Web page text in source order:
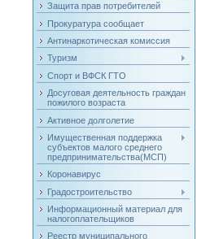
Защита прав потребителей
Прокуратура сообщает
Антинаркотическая комиссия
Туризм
Спорт и ВФСК ГТО
Досуговая деятельность граждан
пожилого возраста
Активное долголетие
Имущественная поддержка
субъектов малого среднего
предпринимательства(МСП)
Коронавирус
Градостроительство
Информационный материал для
налогоплательщиков
Реестр муниципального